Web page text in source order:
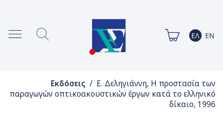
Εκδόσεις / Ε. Δεληγιάννη, Η προστασία των
παραγωγών οπτικοακουστικών έργων κατά το ελληνικό
δίκαιο, 1996